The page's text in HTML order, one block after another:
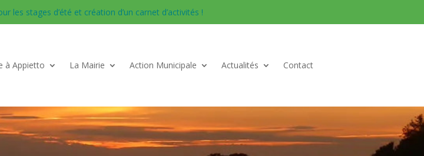
les stages d’été et création d’un carnet d’activités !
à Appietto La Mairie Action Municipale Actualités Contact